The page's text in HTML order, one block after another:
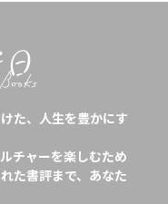
た、人生を豊かにす
チャーを楽しむため
た書評まで、あなた